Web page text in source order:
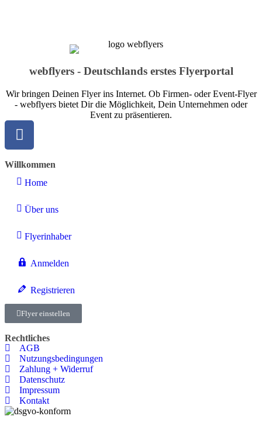
webflyers - Deutschlands erstes Flyerportal
Wir bringen Deinen Flyer ins Internet. Ob Firmen- oder Event-Flyer
- webflyers bietet Dir die Möglichkeit, Dein Unternehmen oder
Event zu präsentieren.
Willkommen
Home
Über uns
Flyerinhaber
Anmelden
Registrieren
Flyer einstellen
Rechtliches
AGB
Nutzungsbedingungen
Zahlung + Widerruf
Datenschutz
Impressum
Kontakt